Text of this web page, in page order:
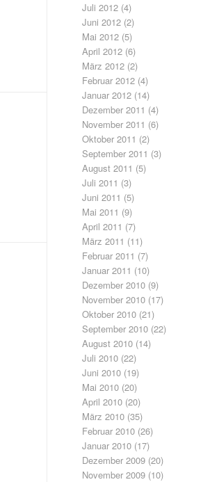
Juli 2012 (4)
Juni 2012 (2)
Mai 2012 (5)
April 2012 (6)
März 2012 (2)
Februar 2012 (4)
Januar 2012 (14)
Dezember 2011 (4)
November 2011 (6)
Oktober 2011 (2)
September 2011 (3)
August 2011 (5)
Juli 2011 (3)
Juni 2011 (5)
Mai 2011 (9)
April 2011 (7)
März 2011 (11)
Februar 2011 (7)
Januar 2011 (10)
Dezember 2010 (9)
November 2010 (17)
Oktober 2010 (21)
September 2010 (22)
August 2010 (14)
Juli 2010 (22)
Juni 2010 (19)
Mai 2010 (20)
April 2010 (20)
März 2010 (35)
Februar 2010 (26)
Januar 2010 (17)
Dezember 2009 (20)
November 2009 (10)